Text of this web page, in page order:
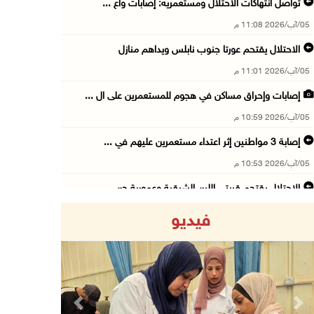
تواصل انتهاكات الاحتلال ومستعمريه: إصابات واع ...
05/آب/2026 11:08 م
الاحتلال يقتحم عورتا جنوب نابلس ويداهم منازل
05/آب/2026 11:01 م
إصابات وإحراق مساكن في هجوم للمستعمرين على ال ...
05/آب/2026 10:59 م
إصابة 3 مواطنين إثر اعتداء مستعمرين عليهم في ...
05/آب/2026 10:53 م
الاحتلال يقتحم قريتي اللبن الشرقية وعمورية جن ...
مستعمرون يقتحمون بيت فجار جنوب بيت لحم
05/آب/2026 10:19 م
فيديو
Previous Next